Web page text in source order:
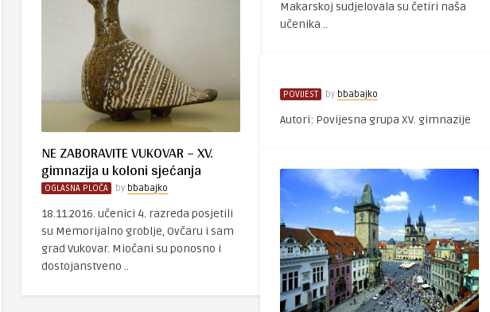
Makarskoj sudjelovala su četiri naša
učenika ..
NE ZABORAVITE VUKOVAR – XV.
gimnazija u koloni sjećanja
OGLASNA PLOČA by bbabajko
18.11.2016. učenici 4. razreda posjetili
su Memorijalno groblje, Ovčaru i sam
grad Vukovar. Miočani su ponosno i
dostojanstveno ..
POVIJEST by bbabajko
Autori: Povijesna grupa XV. gimnazije